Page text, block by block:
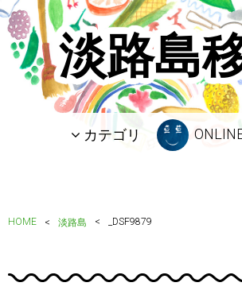
淡路島
カテゴリ
HOME 淡路島 _DSF9879